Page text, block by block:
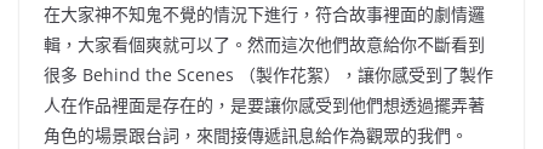
在大家神不知鬼不覺的情況下進行，符合故事裡面的劇情邏
輯，大家看個爽就可以了。然而這次他們故意給你不斷看到
很多 Behind the Scenes （製作花絮），讓你感受到了製作
人在作品裡面是存在的，是要讓你感受到他們想透過擺弄著
角色的場景跟台詞，來間接傳遞訊息給作為觀眾的我們。